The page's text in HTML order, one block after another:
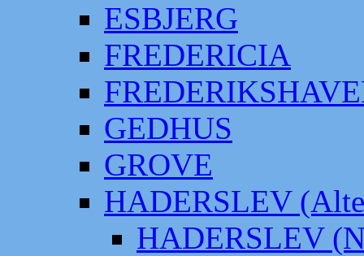
ESBJERG
FREDERICIA
GEDHUS
GROVE
HADERSLEV
HADERSLEV